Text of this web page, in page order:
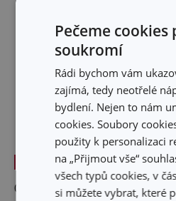
Gumové těsnění pro
Pečeme cookies
soukromí
Rádi bychom vám
zajímá, tedy neotřelé
bydlení. Nejen to nám
cookies. Soubory
použity k personalizaci
na „Přijmout vše“
všech typů cookies, v
si můžete vybrat, které